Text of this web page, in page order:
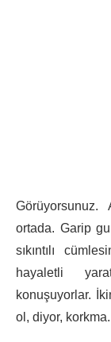
ortada. Garip
sıkıntılı
hayaletli
konuşuyorlar.
ol, diyor,